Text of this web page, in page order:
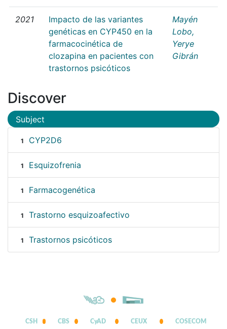
2021
Impacto de las variantes
genéticas en CYP450 en la
farmacocinética de
clozapina en pacientes con
trastornos psicóticos
Mayén
Lobo,
Yerye
Gibrán
Discover
Subject
1 CYP2D6
1 Esquizofrenia
1 Farmacogenética
1 Trastorno esquizoafectivo
1 Trastornos psicóticos
CSH CBS CyAD CEUX COSECOM